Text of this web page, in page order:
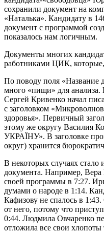
сохранили документ на
«Наталька». Кандидату в
документ с программой
показалось нам логичным.
Документы многих
работниками ЦИК,
По поводу поля «Название
много «пищи» для анализа.
Сергей Кривенко начал
с заголовком
здоровья». Первичный
этому же округу Василия
УКРАЇНУ». В заголовке
округ) хранится
В некоторых случаях стало
документа. Например, Вера
своей программы в 7:27.
думами о народе в 1:14.
Кафизову не спалось в
от него, потому что
0:44. Людмила Овчаренко
отложила все свои хлопоты